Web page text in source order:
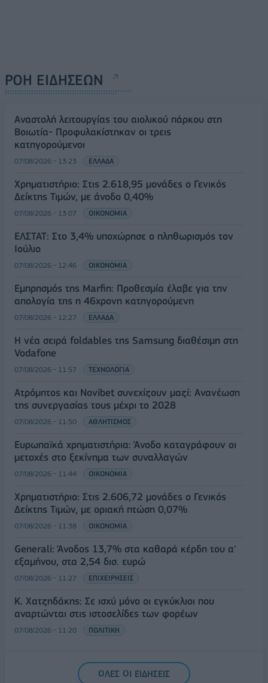
ΡΟΗ ΕΙΔΗΣΕΩΝ
Αναστολή λειτουργίας του αιολικού πάρκου στη
Βοιωτία- Προφυλακίστηκαν οι τρεις
κατηγορούμενοι
07/08/2026 - 13:23 ΕΛΛΑΔΑ
Χρηματιστήριο: Στις 2.618,95 μονάδες ο Γενικός
Δείκτης Τιμών, με άνοδο 0,40%
07/08/2026 - 13:07 ΟΙΚΟΝΟΜΙΑ
ΕΛΣΤΑΤ: Στο 3,4% υποχώρησε ο πληθωρισμός τον
Ιούλιο
07/08/2026 - 12:46 ΟΙΚΟΝΟΜΙΑ
Εμπρησμός της Marfin: Προθεσμία έλαβε για την
απολογία της η 46χρονη κατηγορούμενη
07/08/2026 - 12:27 ΕΛΛΑΔΑ
Η νέα σειρά foldables της Samsung διαθέσιμη στη
Vodafone
07/08/2026 - 11:57 ΤΕΧΝΟΛΟΓΙΑ
Ατρόμητος και Novibet συνεχίζουν μαζί: Ανανέωση
της συνεργασίας τους μέχρι το 2028
07/08/2026 - 11:50 ΑΘΛΗΤΙΣΜΟΣ
Ευρωπαϊκά χρηματιστήρια: Άνοδο καταγράφουν οι
μετοχές στο ξεκίνημα των συναλλαγών
07/08/2026 - 11:44 ΟΙΚΟΝΟΜΙΑ
Χρηματιστήριο: Στις 2.606,72 μονάδες ο Γενικός
Δείκτης Τιμών, με οριακή πτώση 0,07%
07/08/2026 - 11:38 ΟΙΚΟΝΟΜΙΑ
Generali: Άνοδος 13,7% στα καθαρά κέρδη του α'
εξαμήνου, στα 2,54 δισ. ευρώ
07/08/2026 - 11:27 ΕΠΙΧΕΙΡΗΣΕΙΣ
Κ. Χατζηδάκης: Σε ισχύ μόνο οι εγκύκλιοι που
αναρτώνται στις ιστοσελίδες των φορέων
07/08/2026 - 11:20 ΠΟΛΙΤΙΚΗ
ΟΛΕΣ ΟΙ ΕΙΔΗΣΕΙΣ